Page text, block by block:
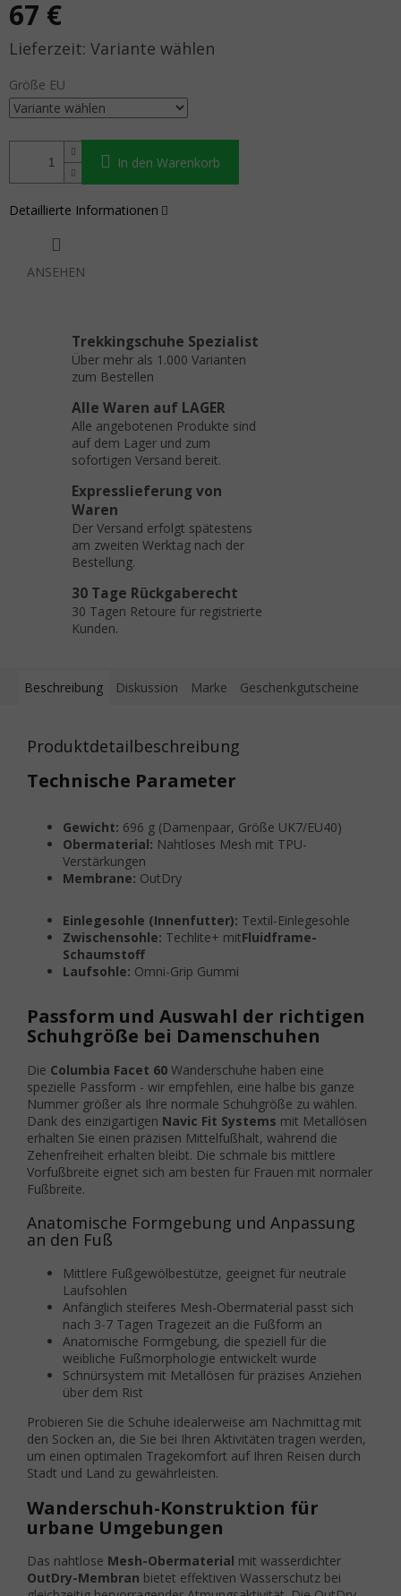
67 €
Verkaufspreis: Variante wählen
Größe EU
In den Warenkorb
Detaillierte Informationen
ANSEHEN
Trekkingschuhe Spezialist
Über mehr als 1.000 Varianten
zum Bestellen
Alle Waren auf LAGER
Alle angebotenen Produkte sind
auf dem Lager und zum
sofortigen Versand bereit.
Expresslieferung von
Waren
Der Versand erfolgt spätestens
am zweiten Werktag nach der
Bestellung.
30 Tage Rückgaberecht
30 Tagen Retoure für registrierte
Kunden.
Beschreibung Diskussion Marke Geschenkgutscheine
Produktdetailbeschreibung
Technische Parameter
Gewicht: 696 g (Damenpaar, Größe UK7/EU40)
Obermaterial: Nahtloses Mesh mit TPU-
Verstärkungen
Membrane: OutDry
Einlegesohle (Innenfutter): Textil-Einlegesohle
Zwischensohle: Techlite+ mitFluidframe-
Schaumstoff
Laufsohle: Omni-Grip Gummi
Passform und Auswahl der richtigen
Schuhgröße bei Damenschuhen
Die Columbia Facet 60 Wanderschuhe haben eine
spezielle Passform - wir empfehlen, eine halbe bis ganze
Nummer größer als Ihre normale Schuhgröße zu wählen.
Dank des einzigartigen Navic Fit Systems mit Metallösen
erhalten Sie einen präzisen Mittelfußhalt, während die
Zehenfreiheit erhalten bleibt. Die schmale bis mittlere
Vorfußbreite eignet sich am besten für Frauen mit normaler
Fußbreite.
Anatomische Formgebung und Anpassung
an den Fuß
Mittlere Fußgewölbestütze, geeignet für neutrale
Laufsohlen
Anfänglich steiferes Mesh-Obermaterial passt sich
nach 3-7 Tagen Tragezeit an die Fußform an
Anatomische Formgebung, die speziell für die
weibliche Fußmorphologie entwickelt wurde
Schnürsystem mit Metallösen für präzises Anziehen
über dem Rist
Probieren Sie die Schuhe idealerweise am Nachmittag mit
den Socken an, die Sie bei Ihren Aktivitäten tragen werden,
um einen optimalen Tragekomfort auf Ihren Reisen durch
Stadt und Land zu gewährleisten.
Wanderschuh-Konstruktion für
urbane Umgebungen
Das nahtlose Mesh-Obermaterial mit wasserdichter
OutDry-Membran bietet effektiven Wasserschutz bei